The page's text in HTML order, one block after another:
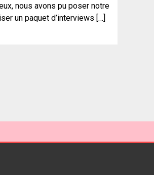
nous avons pu poser notre
un paquet d’interviews […]